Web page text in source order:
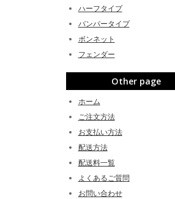
ハーフタイプ
バンパータイプ
ボンネット
フェンダー
Other page
ホーム
ご注文方法
お支払い方法
配送方法
配送料一覧
よくあるご質問
お問い合わせ